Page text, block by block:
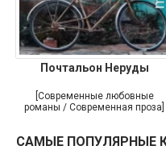
Почтальон Неруды
[Современные любовные
романы / Современная проза]
САМЫЕ ПОПУЛЯРНЫЕ